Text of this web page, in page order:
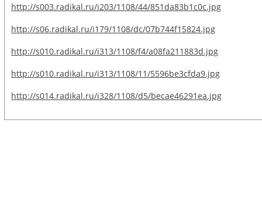
http://s003.radikal.ru/i203/1108/44/851da83b1c0c.jpg
http://s06.radikal.ru/i179/1108/dc/07b744f15824.jpg
http://s010.radikal.ru/i313/1108/f4/a08fa211883d.jpg
http://s010.radikal.ru/i313/1108/11/5596be3cfda9.jpg
http://s014.radikal.ru/i328/1108/d5/becae46291ea.jpg